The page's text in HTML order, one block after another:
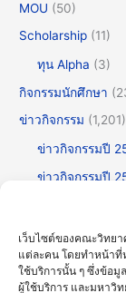
เว็บไซต์ของคณะวิทย
แต่ละคน โดยทำหน้าที่
ใช้บริการนั้น ๆ ซึ่งข้อมู
ผู้ใช้บริการ และมหาวิ
MOU (50)
Scholarship (11)
ทุน Alpha (3)
กิจกรรมนักศึกษา
ข่าวกิจกรรม (1,201)
ข่าวกิจกรรมปี
ข่าวกิจกรรมปี
ข่าวกิจกรรมปี
ข่าวกิจกรรมปี
ข่าวกิจกรรมปี